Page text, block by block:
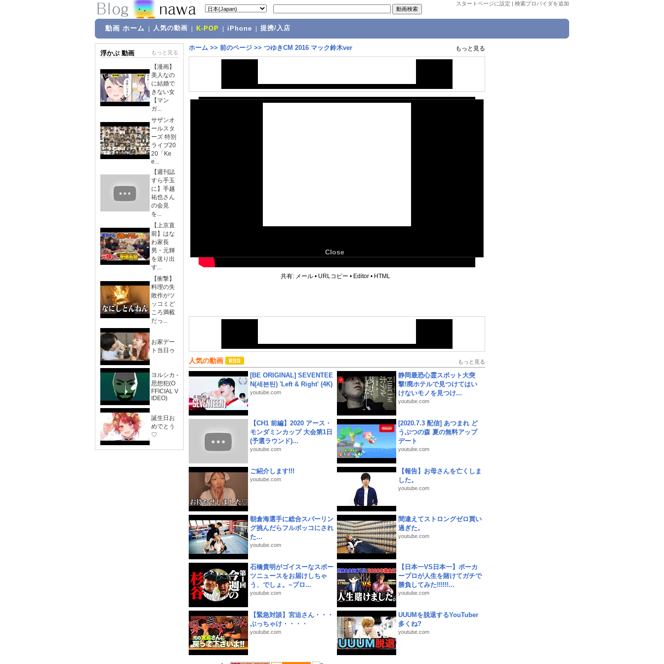
スタートページに設定 | 検索プロバイダを追加
動画 ホーム 人気の動画 K-POP iPhone 提携/入店
浮かぶ 動画 もっと見る
【漫画】
美人なの
に結婚で
きない女
【マン
ガ...
サザンオ
ールスタ
ーズ 特別
ライブ20
20「Ke
e...
【週刊誌
すら手玉
に】手越
祐也さん
の会見
を...
【上京直
前】はな
わ家長
男・元輝
を送り出
す...
【衝撃】
料理の失
敗作がツ
ッコミど
ころ満載
だっ...
お家デー
ト当日ゥ
ヨルシカ -
思想犯(O
FFICIAL V
IDEO)
誕生日お
めでとう
♡
ホーム >> 前のページ >> つゆきCM 2016 マック鈴木ver もっと見る
Close
共有: メール • URLコピー • Editor • HTML
人気の動画 もっと見る
[BE ORIGINAL] SEVENTEE
N(세븐틴) 'Left & Right' (4K)
youtube.com
静岡最恐心霊スポット大突
撃!廃ホテルで見つけてはい
けないモノを見つけ...
youtube.com
【CH1 前編】2020 アース・
モンダミンカップ 大会第1日
(予選ラウンド)...
youtube.com
[2020.7.3 配信] あつまれ ど
うぶつの森 夏の無料アップ
デート
youtube.com
ご紹介します!!!
youtube.com
【報告】お母さんを亡くしま
した。
youtube.com
朝倉海選手に総合スパーリン
グ挑んだらフルボッコにされ
た...
youtube.com
間違えてストロングゼロ買い
過ぎた。
youtube.com
石橋貴明がゴイスーなスポー
ツニュースをお届けしちゃ
う、でしょ。~プロ...
youtube.com
【日本一VS日本一】ポーカ
ープロが人生を賭けてガチで
勝負してみた!!!!!!...
youtube.com
【緊急対談】宮迫さん・・・
ぶっちゃけ・・・・
youtube.com
UUUMを脱退するYouTuber
多くね?
youtube.com